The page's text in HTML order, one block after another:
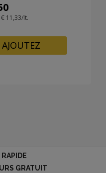
11,33/lt.
AJOUTEZ
GRATUIT